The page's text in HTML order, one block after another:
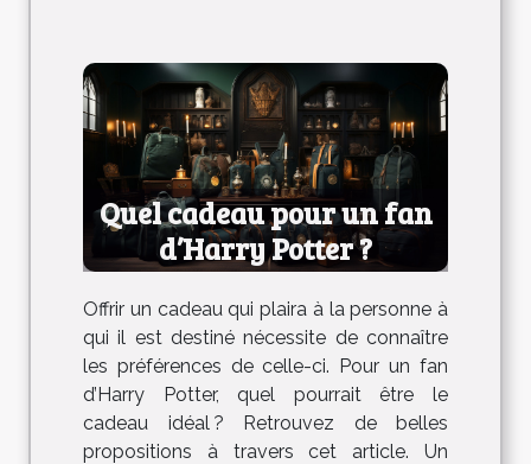
Quel cadeau pour un fan
d’Harry Potter ?
Offrir un cadeau qui plaira à la personne à
qui il est destiné nécessite de connaître
les préférences de celle-ci. Pour un fan
d’Harry Potter, quel pourrait être le
cadeau idéal ? Retrouvez de belles
propositions à travers cet article. Un